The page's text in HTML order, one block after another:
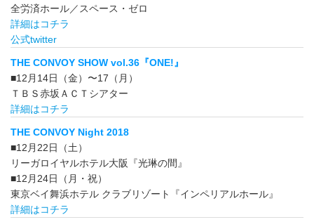
全労済ホール／スペース・ゼロ
詳細はコチラ
公式twitter
THE CONVOY SHOW vol.36『ONE!』
■12月14日（金）〜17（月）
ＴＢＳ赤坂ＡＣＴシアター
詳細はコチラ
THE CONVOY Night 2018
■12月22日（土）
リーガロイヤルホテル大阪『光琳の間』
■12月24日（月・祝）
東京ベイ舞浜ホテル クラブリゾート『インペリアルホール』
詳細はコチラ